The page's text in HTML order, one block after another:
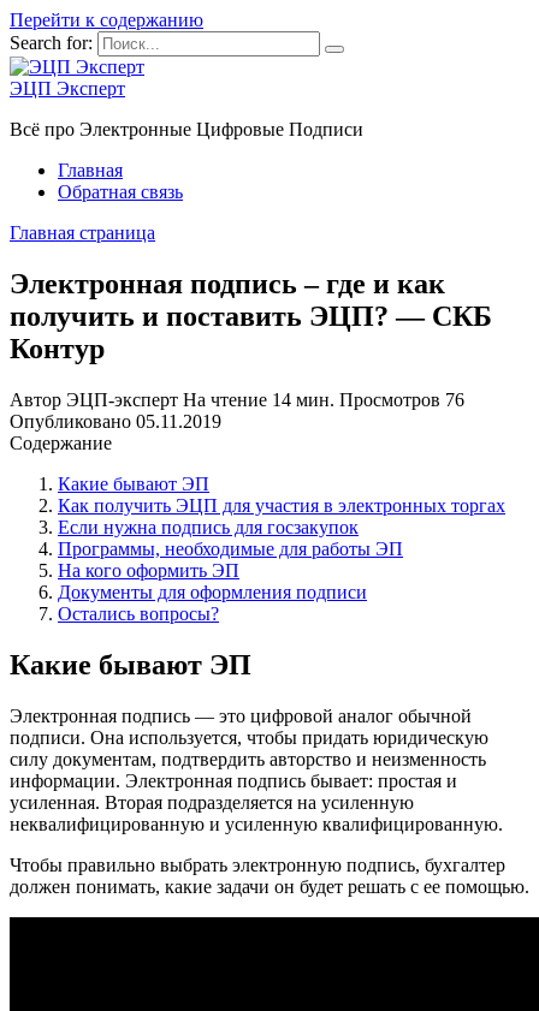
Перейти к содержанию
Search for:
ЭЦП Эксперт
Всё про Электронные Цифровые Подписи
Главная
Обратная связь
Главная страница
Электронная подпись – где и как
получить и поставить ЭЦП? — СКБ
Контур
Автор ЭЦП-эксперт На чтение 14 мин. Просмотров 76
Опубликовано 05.11.2019
Содержание
Какие бывают ЭП
Как получить ЭЦП для участия в электронных торгах
Если нужна подпись для госзакупок
Программы, необходимые для работы ЭП
На кого оформить ЭП
Документы для оформления подписи
Остались вопросы?
Какие бывают ЭП
Электронная подпись — это цифровой аналог обычной
подписи. Она используется, чтобы придать юридическую
силу документам, подтвердить авторство и неизменность
информации. Электронная подпись бывает: простая и
усиленная. Вторая подразделяется на усиленную
неквалифицированную и усиленную квалифицированную.
Чтобы правильно выбрать электронную подпись, бухгалтер
должен понимать, какие задачи он будет решать с ее помощью.